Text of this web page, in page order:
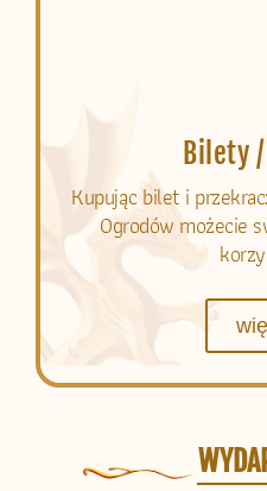
Bilety
Kupując bilet i
Ogrodów możecie